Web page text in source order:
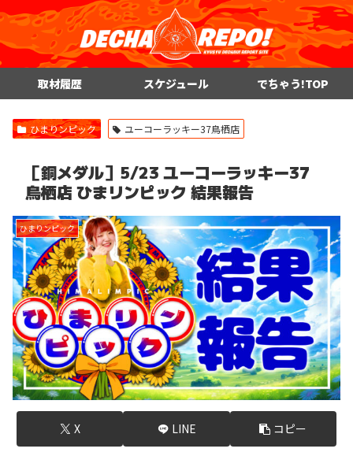
取材履歴 スケジュール でちゃう!TOP
ひまりンピック ユーコーラッキー37鳥栖店
［銅メダル］5/23 ユーコーラッキー37
鳥栖店 ひまリンピック 結果報告
ひまりンピック
X LINE コピー